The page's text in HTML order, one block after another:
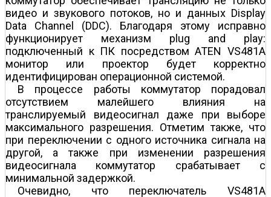
видео­ и звукового потоков, но и данных Display
Data Channel (DDC). Благодаря этому исправно
функционирует механизм plug and play:
подключенный к ПК посредством ATEN VS481A
монитор или проектор будет корректно
идентифицирован операционной системой.
В процессе работы коммутатор порадовал
отсутствием малейшего влияния на
транслируемый видеосигнал даже при выборе
максимального разрешения. Отметим также, что
при переключении с одного источника сигнала на
другой, а также при изменении разрешения
видеосигнала коммутатор срабатывает с
минимальной задержкой.
Очевидно, что переключатель VS481А